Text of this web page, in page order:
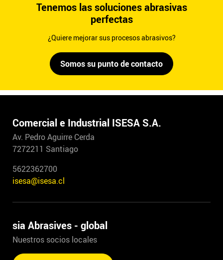
Tenemos las soluciones abrasivas
perfectas
¿Quiere mejorar sus procesos abrasivos?
Somos su punto de contacto
Comercial e Industrial ISESA S.A.
Av. Pedro Aguirre Cerda
7272211 Santiago
5622362700
isesa@isesa.cl
sia Abrasives - global
Nuestros socios locales